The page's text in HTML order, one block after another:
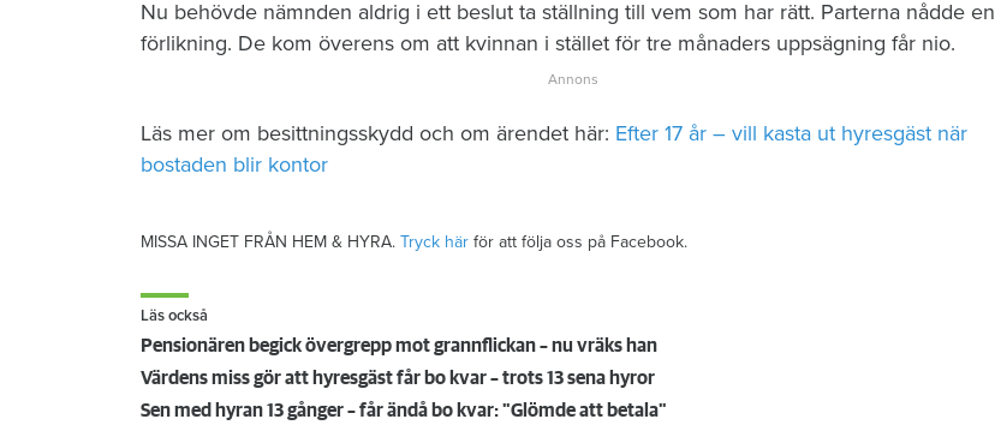
Nu behövde nämnden aldrig i ett beslut ta ställning till vem som har rätt. Parterna nådde en
förlikning. De kom överens om att kvinnan i stället för tre månaders uppsägning får nio.
Läs mer om besittningsskydd och om ärendet här: Efter 17 år – vill kasta ut hyresgäst när
bostaden blir kontor
MISSA INGET FRÅN HEM & HYRA. Tryck här för att följa oss på Facebook.
Läs också
Pensionären begick övergrepp mot grannflickan – nu vräks han
Värdens miss gör att hyresgäst får bo kvar – trots 13 sena hyror
Sen med hyran 13 gånger – får ändå bo kvar: "Glömde att betala"